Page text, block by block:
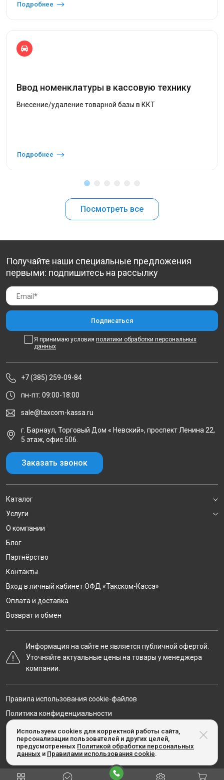
Подробнее
Ввод номенклатуры в кассовую технику
Внесение/удаление товарной базы в ККТ
Подробнее
Посмотреть все
Используем cookies для корректной работы сайта,
персонализации пользователей и других целей,
предусмотренных Политикой обработки персональных
данных и Правилами использования cookie.
Получайте наши специальные предложения
первыми: подпишитесь на рассылку
Я принимаю условия политики обработки персональных
данных
+7 (385) 259-09-84
пн-пт: 09:00-18:00
sale@taxcom-kassa.ru
г. Барнаул, Торговый Дом « Невский», проспект Ленина 22,
5 этаж, офис 506.
Заказать звонок
Каталог
Услуги
О компании
Блог
Партнёрство
Контакты
Вход в личный кабинет ОФД «Такском-Касса»
Оплата и доставка
Возврат и обмен
Информация на сайте не является публичной офертой.
Уточняйте актуальные цены на товары у менеджера
компании.
© Taxcom-kassa.ru, 2020-2026
Правила использования cookie-файлов
Политика конфиденциальности
Карта сайта